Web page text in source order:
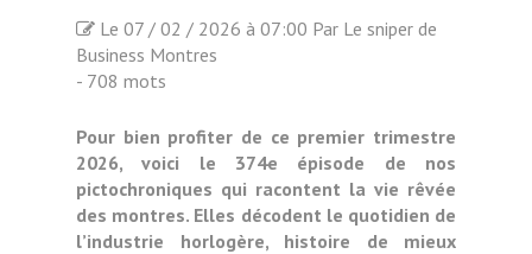
Le 07 / 02 / 2026 à 07:00 Par Le sniper de
Business Montres
- 708 mots
Pour bien profiter de ce premier trimestre
2026, voici le 374e épisode de nos
pictochroniques qui racontent la vie rêvée
des montres. Elles décodent le quotidien de
l’industrie horlogère, histoire de mieux